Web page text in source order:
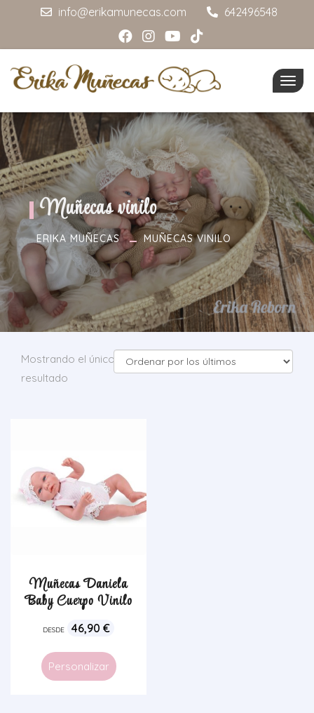
info@erikamunecas.com 642496548
Muñecas vinilo
ERIKA MUÑECAS MUÑECAS VINILO
Mostrando el único
resultado
Muñecas Daniela
Baby Cuerpo Vinilo
DESDE 46,90 €
Personalizar